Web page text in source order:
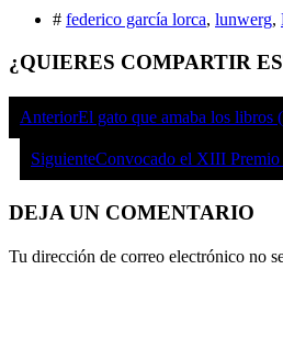
# federico garcía lorca, lunwerg,
¿QUIERES COMPARTIR
AnteriorEl gato que amaba los libros
SiguienteConvocado el XIII Premio
DEJA UN COMENTARIO
Tu dirección de correo electrónico no